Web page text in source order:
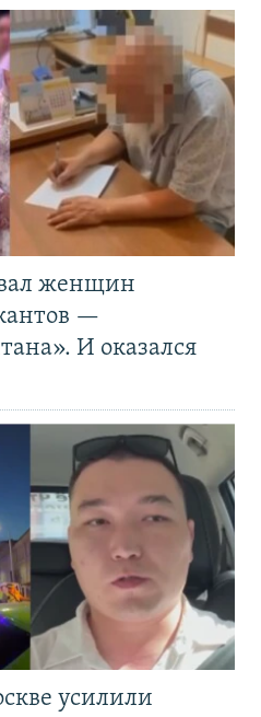
женщин
—
И оказался
усилили